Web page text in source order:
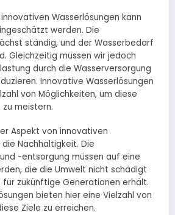
Wasserlösungen kann
werden. Die
ständig, und der Wasserbedarf
Gleichzeitig müssen wir jedoch
durch die Wasserversorgung
Innovative Wasserlösungen
von Möglichkeiten, um diese
meistern.
Aspekt von innovativen
Nachhaltigkeit. Die
-entsorgung müssen auf eine
die die Umwelt nicht schädigt
für zukünftige Generationen erhält.
bieten hier eine Vielzahl von
Ziele zu erreichen.